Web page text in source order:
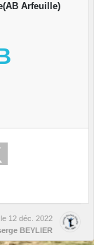
Arfeuille)
12 déc. 2022
BEYLIER